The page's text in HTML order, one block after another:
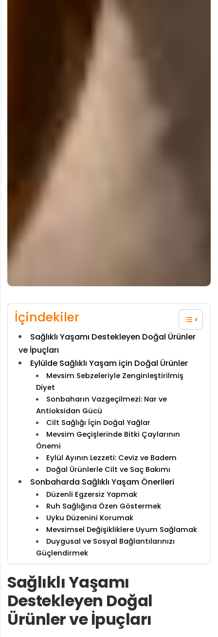
İçindekiler
Sağlıklı Yaşamı Destekleyen Doğal Ürünler
ve İpuçları
Eylülde Sağlıklı Yaşam için Doğal Ürünler
Mevsim Sebzeleriyle Zenginleştirilmiş
Diyet
Sonbaharın Vazgeçilmezi: Nar ve
Antioksidan Gücü
Cilt Sağlığı İçin Doğal Yağlar
Mevsim Geçişlerinde Bitki Çaylarının
Önemi
Eylül Ayının Lezzeti: Ceviz ve Badem
Doğal Ürünlerle Cilt ve Saç Bakımı
Sonbaharda Sağlıklı Yaşam Önerileri
Düzenli Egzersiz Yapmak
Ruh Sağlığına Özen Göstermek
Uyku Düzenini Korumak
Mevsimsel Değişikliklere Uyum Sağlamak
Duygusal ve Sosyal Bağlantılarınızı
Güçlendirmek
Sağlıklı Yaşamı
Destekleyen Doğal
Ürünler ve İpuçları